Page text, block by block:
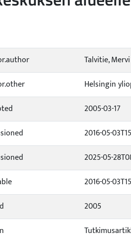
Talvitie, Mervi
Helsingin
2005-03-17
2016-05-
2025-05-
2016-05-
2005